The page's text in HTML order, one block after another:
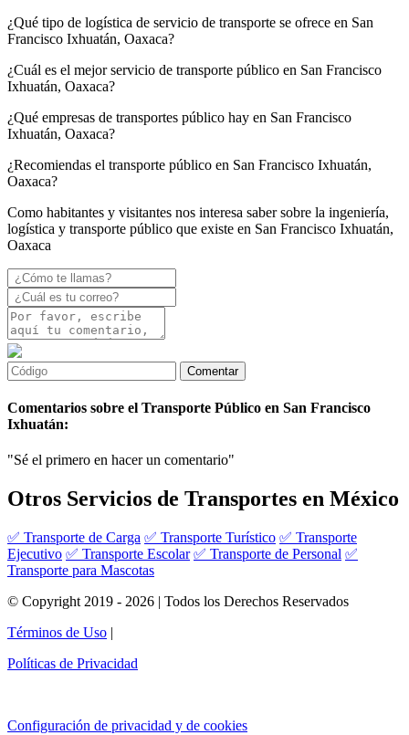
¿Qué tipo de logística de servicio de transporte se ofrece en San
Francisco Ixhuatán, Oaxaca?
¿Cuál es el mejor servicio de transporte público en San Francisco
Ixhuatán, Oaxaca?
¿Qué empresas de transportes público hay en San Francisco
Ixhuatán, Oaxaca?
¿Recomiendas el transporte público en San Francisco Ixhuatán,
Oaxaca?
Como habitantes y visitantes nos interesa saber sobre la ingeniería,
logística y transporte público que existe en San Francisco Ixhuatán,
Oaxaca
Comentarios sobre el Transporte Público en San Francisco
Ixhuatán:
"Sé el primero en hacer un comentario"
Otros Servicios de Transportes en México
✅ Transporte de Carga ✅ Transporte Turístico ✅ Transporte
Ejecutivo ✅ Transporte Escolar ✅ Transporte de Personal ✅
Transporte para Mascotas
© Copyright 2019 - 2026 | Todos los Derechos Reservados
Términos de Uso |
Políticas de Privacidad
Configuración de privacidad y de cookies